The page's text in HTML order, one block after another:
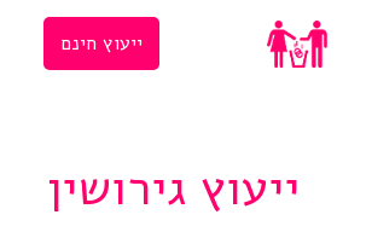
ייעוץ חינם
ייעוץ גירושין